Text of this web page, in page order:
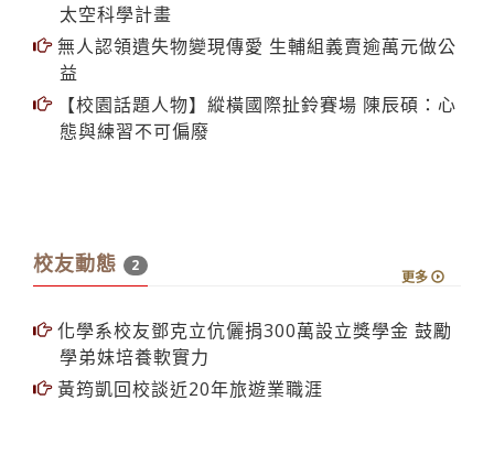
無人認領遺失物變現傳愛 生輔組義賣逾萬元做公
益
【校園話題人物】縱橫國際扯鈴賽場 陳辰碩：心
態與練習不可偏廢
學弟妹培養軟實力
黃筠凱回校談近20年旅遊業職涯